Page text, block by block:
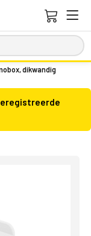
dikwandig